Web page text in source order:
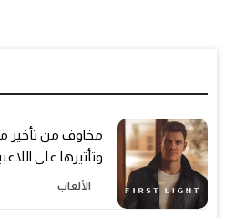
وتأثيرها على
الألعاب